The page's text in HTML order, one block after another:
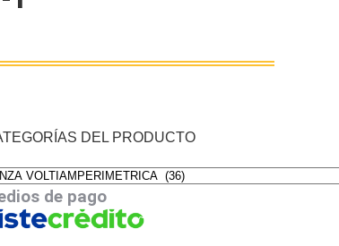
DEL PRODUCTO
de pago